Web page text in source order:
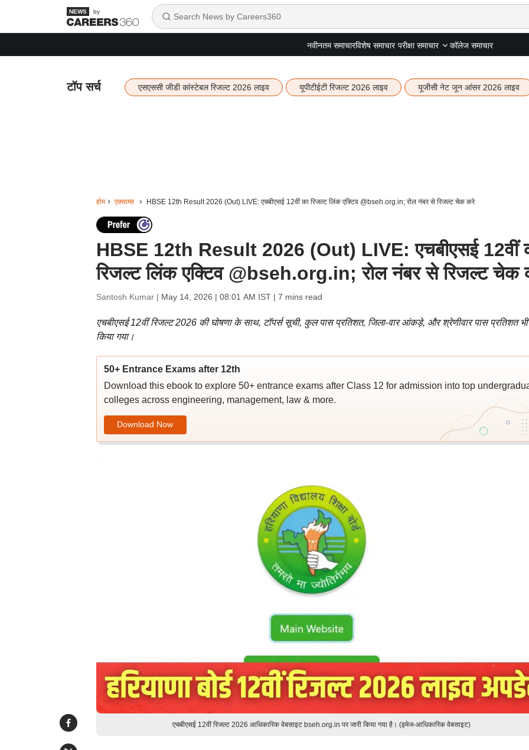
by
नवीनतम समाचारविशेष समाचार परीक्षा समाचार कॉलेज समाचार
टॉप सर्च एसएससी जीडी कांस्टेबल रिजल्ट 2026 लाइव यूपीटीईटी रिजल्ट 2026 लाइव यूजीसी नेट जून आंसर 2026 लाइव
होम एक्साम्स HBSE 12th Result 2026 (Out) LIVE: एचबीएसई 12वीं का रिजल्ट लिंक एक्टिव @bseh.org.in; रोल नंबर से रिजल्ट चेक करे
HBSE 12th Result 2026 (Out) LIVE: एचबीएसई 12वीं
रिजल्ट लिंक एक्टिव @bseh.org.in; रोल नंबर से रिजल्ट चेक
Santosh Kumar | May 14, 2026 | 08:01 AM IST| 7 mins read
एचबीएसई 12वीं रिजल्ट 2026 की घोषणा के साथ, टॉपर्स सूची, कुल पास प्रतिशत, जिला-वार आंकड़े, और श्रेणीवार पास प्रतिशत भी
किया गया।
50+ Entrance Exams after 12th
Download this ebook to explore 50+ entrance exams after Class 12 for admission into top
colleges across engineering, management, law & more.
Download Now
एचबीएसई 12वीं रिजल्ट 2026 आधिकारिक वेबसाइट bseh.org.in पर जारी किया गया है। (इमेज-आधिकारिक वेबसाइट)